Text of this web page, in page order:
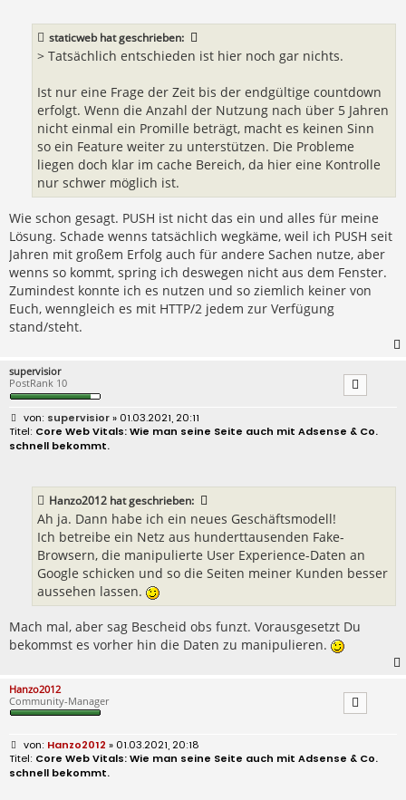
staticwebhat geschrieben:
> Tatsächlich entschieden ist hier noch gar nichts.
Ist nur eine Frage der Zeit bis der endgültige countdown
erfolgt. Wenn die Anzahl der Nutzung nach über 5 Jahren
nicht einmal ein Promille beträgt, macht es keinen Sinn
so ein Feature weiter zu unterstützen. Die Probleme
liegen doch klar im cache Bereich, da hier eine Kontrolle
nur schwer möglich ist.
Wie schon gesagt. PUSH ist nicht das ein und alles für meine
Lösung. Schade wenns tatsächlich wegkäme, weil ich PUSH seit
Jahren mit großem Erfolg auch für andere Sachen nutze, aber
wenns so kommt, spring ich deswegen nicht aus dem Fenster.
Zumindest konnte ich es nutzen und so ziemlich keiner von
Euch, wenngleich es mit HTTP/2 jedem zur Verfügung
stand/steht.
supervisior
PostRank 10
B
e
t
supervisior» 01.03.2021, 20:11
Core Web Vitals: Wie man seine Seite auch mit Adsense & Co.
schnell bekommt.
Hanzo2012 hat geschrieben:
Ah ja. Dann habe ich ein neues Geschäftsmodell!
Ich betreibe ein Netz aus hunderttausenden Fake-
Browsern, die manipulierte User Experience-Daten an
Google schicken und so die Seiten meiner Kunden besser
aussehen lassen.
Mach mal, aber sag Bescheid obs funzt. Vorausgesetzt Du
bekommst es vorher hin die Daten zu manipulieren.
Hanzo2012
Community-Manager
B
e
t
Hanzo2012 » 01.03.2021, 20:18
Core Web Vitals: Wie man seine Seite auch mit Adsense & Co.
schnell bekommt.